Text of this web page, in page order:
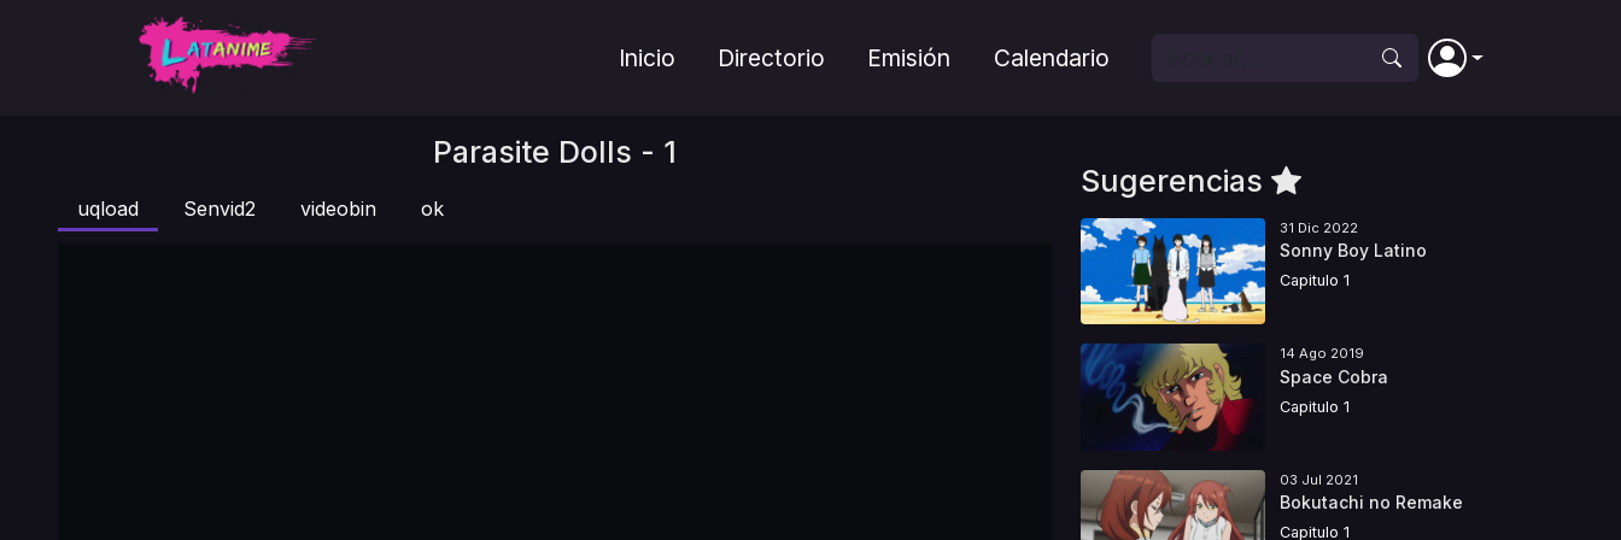
Inicio Directorio Emisión Calendario
Parasite Dolls - 1
uqload Senvid2 videobin ok
Sugerencias
31 Dic 2022
Sonny Boy Latino
Capitulo 1
14 Ago 2019
Space Cobra
Capitulo 1
03 Jul 2021
Bokutachi no Remake
Capitulo 1